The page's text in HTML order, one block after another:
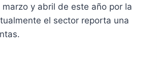
y abril de este año por la
el sector reporta una